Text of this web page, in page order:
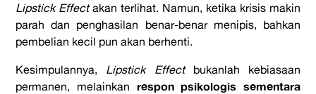
Lipstick Effectakan terlihat. Namun, ketika krisis makin
parah dan penghasilan benar-benar menipis, bahkan
pembelian kecil pun akan berhenti.
Kesimpulannya, Lipstick Effectbukanlah kebiasaan
permanen, melainkan respon psikologis sementara